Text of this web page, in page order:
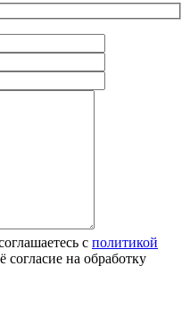
с политикой
согласие на обработку